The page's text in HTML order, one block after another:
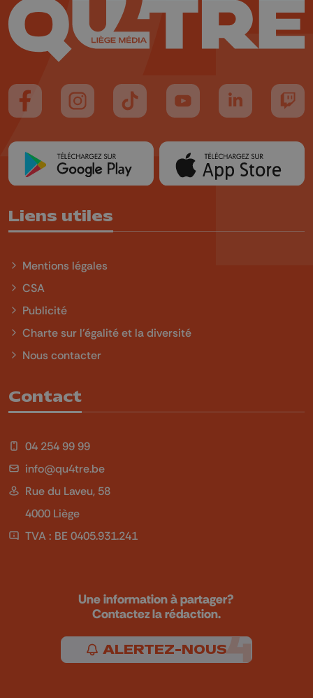
Suivez-nous sur FaceBook
Suivez-nous sur Instagram
Suivez-nous sur TikTok
Suivez-nous sur YouTube
Suivez-nous
Liens utiles
Mentions légales
CSA
Publicité
Charte sur l'égalité et la diversité
Nous contacter
Contact
04 254 99 99
info@qu4tre.be
Rue du Laveu, 58
4000 Liège
TVA : BE 0405.931.241
Une information à partager?
Contactez la rédaction.
ALERTEZ-NOUS